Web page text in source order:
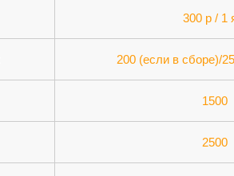
300 р / 1
200 (если в сборе)/
1500
2500